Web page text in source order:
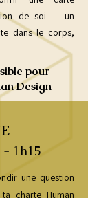
de soi — un
dans le corps,
pour
Design
- 1h15
une question
charte Human